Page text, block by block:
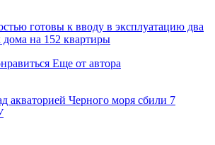
готовы к вводу в эксплуатацию два
на 152 квартиры
Еще от автора
акваторией Черного моря сбили 7